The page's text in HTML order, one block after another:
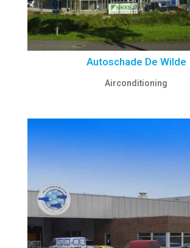
Autoschade De Wilde
Airconditioning